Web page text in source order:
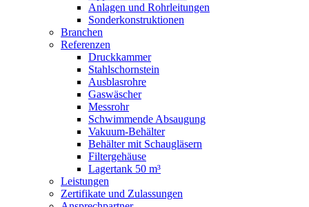
Anlagen und Rohrleitungen
Sonderkonstruktionen
Branchen
Referenzen
Druckkammer
Stahlschornstein
Ausblasrohre
Gaswäscher
Messrohr
Schwimmende Absaugung
Vakuum-Behälter
Behälter mit Schaugläsern
Filtergehäuse
Lagertank 50 m³
Leistungen
Zertifikate und Zulassungen